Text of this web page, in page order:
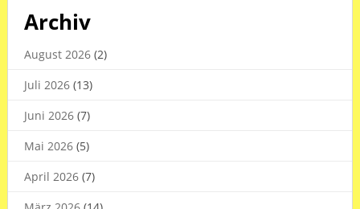
Archiv
August 2026(2)
Juli 2026(13)
Juni 2026(7)
Mai 2026(5)
April 2026(7)